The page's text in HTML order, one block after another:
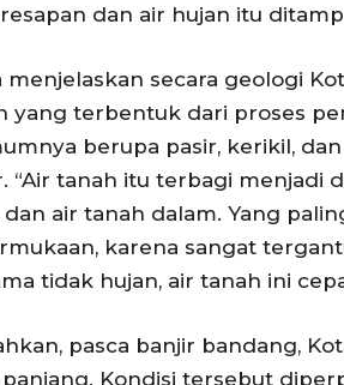
dan air hujan itu
menjelaskan secara geologi
yang terbentuk dari proses
berupa pasir, kerikil,
“Air tanah itu terbagi menjadi
air tanah dalam. Yang
karena sangat
tidak hujan, air tanah ini
pasca banjir bandang,
Kondisi tersebut